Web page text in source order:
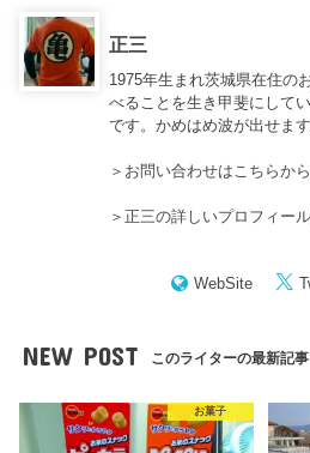
正三
1975年生まれ茨城県在住の
べることを生き甲斐にして
です。かめはめ波が出せます
＞ お問い合わせはこちらか
＞正三の詳しいプロフィー
WebSite
NEW POST このライターの最新記事
お菓子